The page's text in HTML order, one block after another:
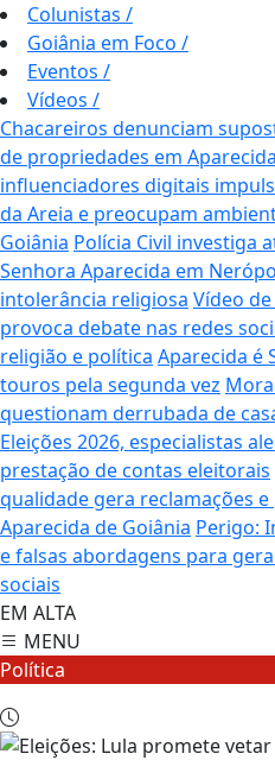
Colunistas /
Goiânia em Foco /
Eventos /
Vídeos /
Chacareiros denunciam
de propriedades em
influenciadores digitais
da Areia e preocupam
Goiânia Polícia Civil investiga
Senhora Aparecida em
intolerância religiosa Vídeo
provoca debate nas redes
religião e política Aparecida é
touros pela segunda vez
questionam derrubada de
Eleições 2026, especialistas
prestação de contas eleitorais
qualidade gera reclamações
Aparecida de Goiânia Perigo:
e falsas abordagens para
sociais
EM ALTA
MENU
Política